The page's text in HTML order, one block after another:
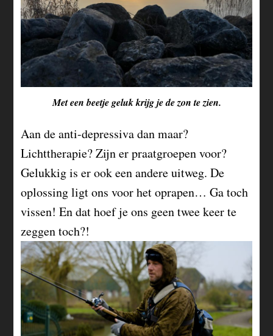
Met een beetje geluk krijg je de zon te zien.
Aan de anti-depressiva dan maar?
Lichttherapie? Zijn er praatgroepen voor?
Gelukkig is er ook een andere uitweg. De
oplossing ligt ons voor het oprapen… Ga toch
vissen! En dat hoef je ons geen twee keer te
zeggen toch?!